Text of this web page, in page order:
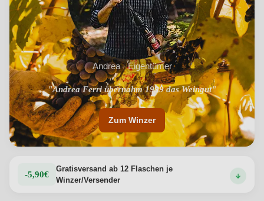
Andrea · Eigentümer
"Andrea Ferri übernahm 1999 das Weingut"
"Aromatisch elegante Weine"
Zum Winzer
-5,90€
Gratisversand ab 12 Flaschen je
Winzer/Versender